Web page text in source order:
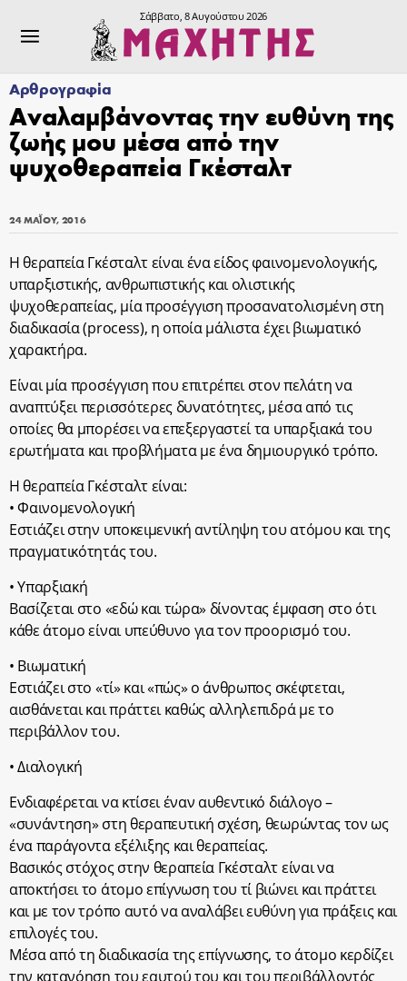
Σάββατο, 8 Αυγούστου 2026
Αρθρογραφία
Αναλαμβάνοντας την ευθύνη της
ζωής μου μέσα από την
ψυχοθεραπεία Γκέσταλτ
24 ΜΑΪ́ΟΥ, 2016
Η θεραπεία Γκέσταλτ είναι ένα είδος φαινομενολογικής,
υπαρξιστικής, ανθρωπιστικής και ολιστικής
ψυχοθεραπείας, μία προσέγγιση προσανατολισμένη στη
διαδικασία (process), η οποία μάλιστα έχει βιωματικό
χαρακτήρα.
Είναι μία προσέγγιση που επιτρέπει στον πελάτη να
αναπτύξει περισσότερες δυνατότητες, μέσα από τις
οποίες θα μπορέσει να επεξεργαστεί τα υπαρξιακά του
ερωτήματα και προβλήματα με ένα δημιουργικό τρόπο.
Η θεραπεία Γκέσταλτ είναι:
• Φαινομενολογική
Εστιάζει στην υποκειμενική αντίληψη του ατόμου και της
πραγματικότητάς του.
• Υπαρξιακή
Βασίζεται στο «εδώ και τώρα» δίνοντας έμφαση στο ότι
κάθε άτομο είναι υπεύθυνο για τον προορισμό του.
• Βιωματική
Εστιάζει στο «τί» και «πώς» ο άνθρωπος σκέφτεται,
αισθάνεται και πράττει καθώς αλληλεπιδρά με το
περιβάλλον του.
• Διαλογική
Ενδιαφέρεται να κτίσει έναν αυθεντικό διάλογο –
«συνάντηση» στη θεραπευτική σχέση, θεωρώντας τον ως
ένα παράγοντα εξέλιξης και θεραπείας.
Βασικός στόχος στην θεραπεία Γκέσταλτ είναι να
αποκτήσει το άτομο επίγνωση του τί βιώνει και πράττει
και με τον τρόπο αυτό να αναλάβει ευθύνη για πράξεις και
επιλογές του.
Μέσα από τη διαδικασία της επίγνωσης, το άτομο κερδίζει
την κατανόηση του εαυτού του και του περιβάλλοντός